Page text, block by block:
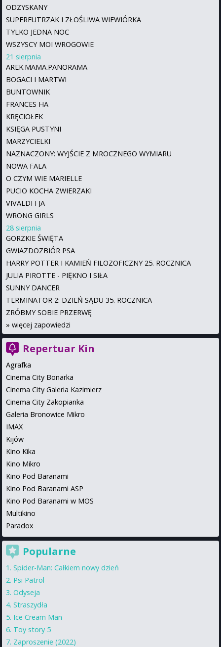
ODZYSKANY
SUPERFUTRZAK I ZŁOŚLIWA WIEWIÓRKA
TYLKO JEDNA NOC
WSZYSCY MOI WROGOWIE
21 sierpnia
AREK.MAMA.PANORAMA
BOGACI I MARTWI
BUNTOWNIK
FRANCES HA
KRĘCIOŁEK
KSIĘGA PUSTYNI
MARZYCIELKI
NAZNACZONY: WYJŚCIE Z MROCZNEGO WYMIARU
NOWA FALA
O CZYM WIE MARIELLE
PUCIO KOCHA ZWIERZAKI
VIVALDI I JA
WRONG GIRLS
28 sierpnia
GORZKIE ŚWIĘTA
GWIAZDOZBIÓR PSA
HARRY POTTER I KAMIEŃ FILOZOFICZNY 25. ROCZNICA
JULIA PIROTTE - PIĘKNO I SIŁA
SUNNY DANCER
TERMINATOR 2: DZIEŃ SĄDU 35. ROCZNICA
ZRÓBMY SOBIE PRZERWĘ
» więcej zapowiedzi
Repertuar Kin
Agrafka
Cinema City Bonarka
Cinema City Galeria Kazimierz
Cinema City Zakopianka
Galeria Bronowice Mikro
IMAX
Kijów
Kino Kika
Kino Mikro
Kino Pod Baranami
Kino Pod Baranami ASP
Kino Pod Baranami w MOS
Multikino
Paradox
Popularne
Spider-Man: Całkiem nowy dzień
Psi Patrol
Odyseja
Straszydła
Ice Cream Man
Toy story 5
Zaproszenie (2022)